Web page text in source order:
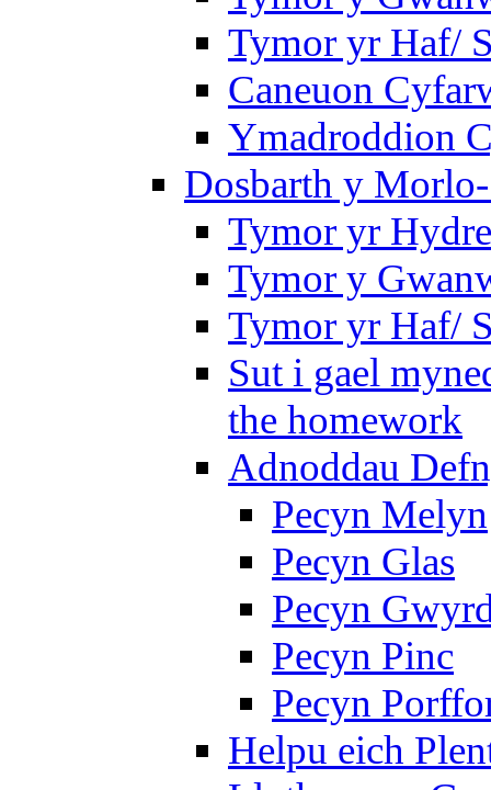
Tymor yr Haf/
Caneuon
Ymadroddion
Dosbarth y
Tymor yr
Tymor y
Tymor yr Haf/
Sut i gael
the homework
Adnoddau
Pecyn Melyn
Pecyn Glas
Pecyn
Pecyn Pinc
Pecyn
Helpu eich